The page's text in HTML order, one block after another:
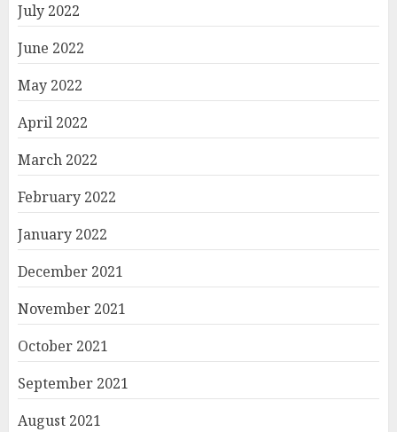
July 2022
June 2022
May 2022
April 2022
March 2022
February 2022
January 2022
December 2021
November 2021
October 2021
September 2021
August 2021